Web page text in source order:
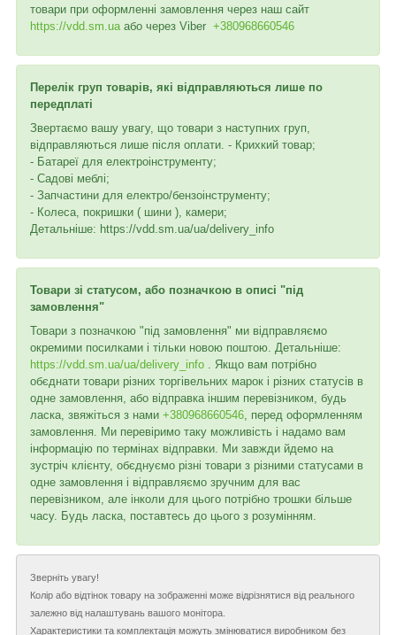
товари при оформленні замовлення через наш сайт
https://vdd.sm.ua або через Viber +380968660546
Перелік груп товарів, які відправляються лише по
передплаті
Звертаємо вашу увагу, що товари з наступних груп,
відправляються лише після оплати. - Крихкий товар;
- Батареї для електроінструменту;
- Садові меблі;
- Запчастини для електро/бензоінструменту;
- Колеса, покришки ( шини ), камери;
Детальніше: https://vdd.sm.ua/ua/delivery_info
Товари зі статусом, або позначкою в описі "під
замовлення"
Товари з позначкою "під замовлення" ми відправляємо
окремими посилками і тільки новою поштою. Детальніше:
https://vdd.sm.ua/ua/delivery_info . Якщо вам потрібно
обєднати товари різних торгівельних марок і різних статусів в
одне замовлення, або відправка іншим перевізником, будь
ласка, звяжіться з нами +380968660546 , перед оформленням
замовлення. Ми перевіримо таку можливість і надамо вам
інформацію по термінах відправки. Ми завжди йдемо на
зустріч клієнту, обєднуємо різні товари з різними статусами в
одне замовлення і відправляємо зручним для вас
перевізником, але інколи для цього потрібно трошки більше
часу. Будь ласка, поставтесь до цього з розумінням.
Зверніть увагу!
Колір або відтінок товару на зображенні може відрізнятися від реального
залежно від налаштувань вашого монітора.
Характеристики та комплектація можуть змінюватися виробником без